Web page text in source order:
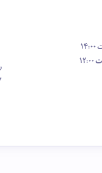
مسافرین گرامی می توانند بعد از ساعت 14:00
اتاق خود را تحویل گیرندو قبل از ساعت 12:00